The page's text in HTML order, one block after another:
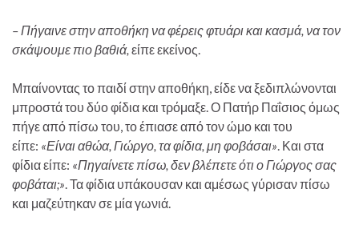
– Πήγαινε στην αποθήκη να φέρεις φτυάρι και κασμά, να τον
σκάψουμε πιο βαθιά, είπε εκείνος.
Μπαίνοντας το παιδί στην αποθήκη, είδε να ξεδιπλώνονται
μπροστά του δύο φίδια και τρόμαξε. Ο Πατήρ Παΐσιος όμως
πήγε από πίσω του, το έπιασε από τον ώμο και του
είπε: «Είναι αθώα, Γιώργο, τα φίδια, μη φοβάσαι». Και στα
φίδια είπε: «Πηγαίνετε πίσω, δεν βλέπετε ότι ο Γιώργος σας
φοβάται;». Τα φίδια υπάκουσαν και αμέσως γύρισαν πίσω
και μαζεύτηκαν σε μία γωνιά.